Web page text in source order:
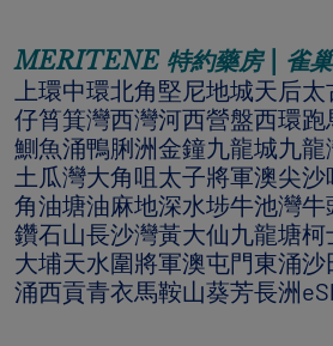
MERITENE 特約藥房 | 雀
上環中環北角堅尼地城天后
仔筲箕灣西灣河西營盤西環
鰂魚涌鴨脷洲金鐘九龍城九龍
土瓜灣大角咀太子將軍澳尖
角油塘油麻地深水埗牛池灣牛
鑽石山長沙灣黃大仙九龍塘
大埔天水圍將軍澳屯門東涌
涌西貢青衣馬鞍山葵芳長洲